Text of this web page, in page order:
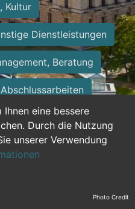
eine bessere
Durch die Nutzung
unserer Verwendung
Kultur
Dienstleistungen
Beratung
Sekretariat
Ausbildung Photo Credit